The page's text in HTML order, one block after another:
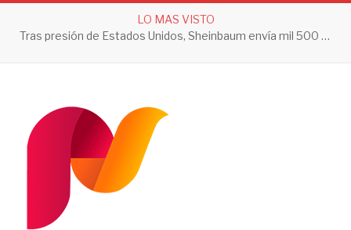
LO MAS VISTO
Tras presión de Estados Unidos, Sheinbaum envía mil 500 soldados a Michoacán